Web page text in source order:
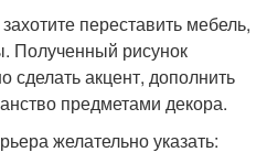
переставить мебель,
Полученный рисунок
сделать акцент, дополнить
предметами декора.
желательно указать: